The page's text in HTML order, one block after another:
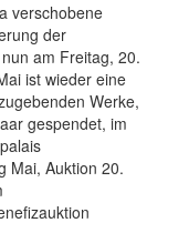
verschobene
der
am Freitag, 20.
ist wieder eine
Werke,
gespendet, im
Mai, Auktion 20.